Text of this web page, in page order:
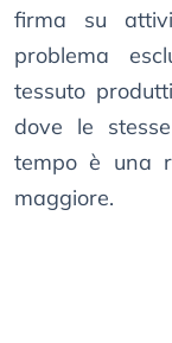
firma su
problema
tessuto
dove le
tempo è una
maggiore.